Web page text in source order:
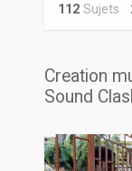
112Sujets
Creation
Sound